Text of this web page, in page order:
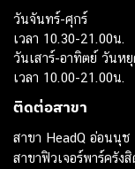
วันจันทร์-ศุกร์
เวลา 10.30-21.00น.
วันเสาร์-อาทิตย์ วันห
เวลา 10.00-21.00น.
ติดต่อสาขา
สาขา HeadQ อ่อนนุช
สาขาฟิวเจอร์พาร์ครังสิ